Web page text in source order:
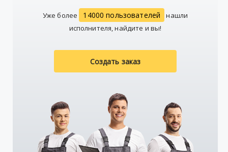
Уже более 14000 пользователей
нашли
исполнителя, найдите и вы!
Создать заказ